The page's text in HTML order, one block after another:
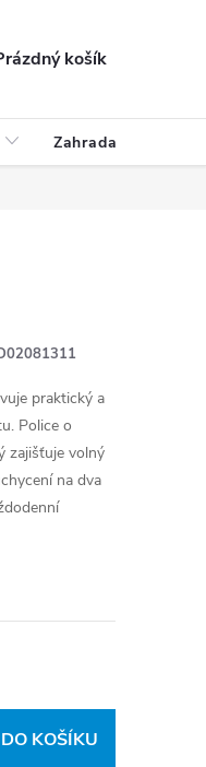
košík
Zahrada
praktický a
Police o
zajišťuje volný
na dva
KOŠÍKU